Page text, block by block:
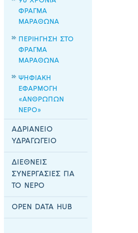
ΦΡΑΓΜΑ
ΜΑΡΑΘΩΝΑ
ΠΕΡΙΗΓΗΣΗ ΣΤΟ
ΦΡΑΓΜΑ
ΜΑΡΑΘΩΝΑ
ΨΗΦΙΑΚΗ
ΕΦΑΡΜΟΓΗ
«ΑΝΘΡΩΠΩΝ
ΝΕΡΟ»
ΑΔΡΙΑΝΕΙΟ
ΥΔΡΑΓΩΓΕΙΟ
ΔΙΕΘΝΕΙΣ
ΣΥΝΕΡΓΑΣΙΕΣ ΓΙΑ
ΤΟ ΝΕΡΟ
OPEN DATA HUB